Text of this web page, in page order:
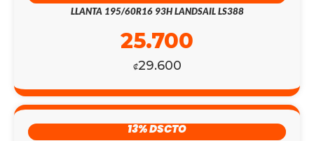
LLANTA 195/60R16 93H LANDSAIL LS388
₡29.600
25.700
13% DSCTO